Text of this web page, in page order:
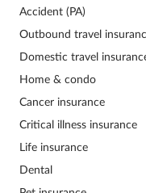
Accident (PA)
Outbound travel
Domestic travel
Home & condo
Cancer insurance
Critical illness insurance
Life insurance
Dental